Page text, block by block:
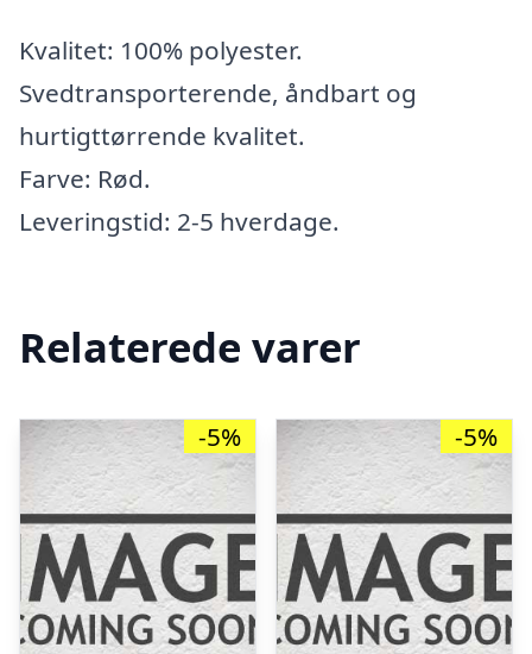
Kvalitet: 100% polyester.
Svedtransporterende, åndbart og
hurtigttørrende kvalitet.
Farve: Rød.
Leveringstid: 2-5 hverdage.
Relaterede varer
-5% -5%